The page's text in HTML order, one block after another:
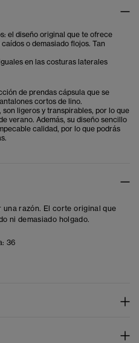
el diseño original que te ofrece
o demasiado flojos. Tan
en las costuras laterales
de prendas cápsula que se
cortos de lino.
ligeros y transpirables, por lo que
verano. Además, su diseño sencillo
calidad, por lo que podrás
razón. El corte original que
ni demasiado holgado.
36